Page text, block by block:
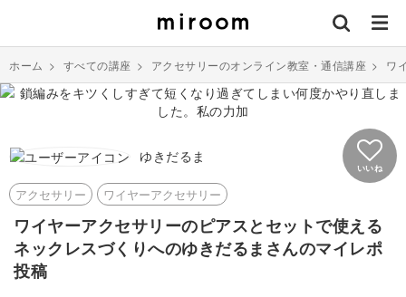
ホーム > すべての講座 > アクセサリーのオンライン教室・通信講座 > ワ
ゆきだるま
いいね
アクセサリー ワイヤーアクセサリー
ワイヤーアクセサリーのピアスとセットで使える
ネックレスづくりへのゆきだるまさんのマイレポ
投稿